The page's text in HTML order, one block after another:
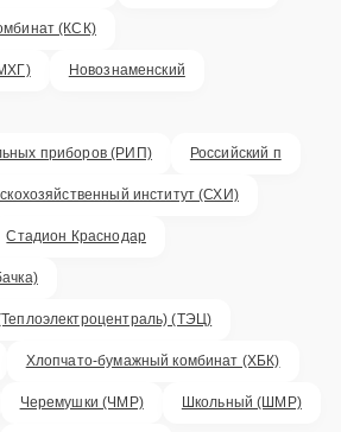
(КСК)
Новознаменский
приборов (РИП) Российский п
институт (СХИ)
Стадион Краснодар
(ТЭЦ)
Хлопчато-бумажный комбинат (ХБК)
Черемушки (ЧМР) Школьный (ШМР)